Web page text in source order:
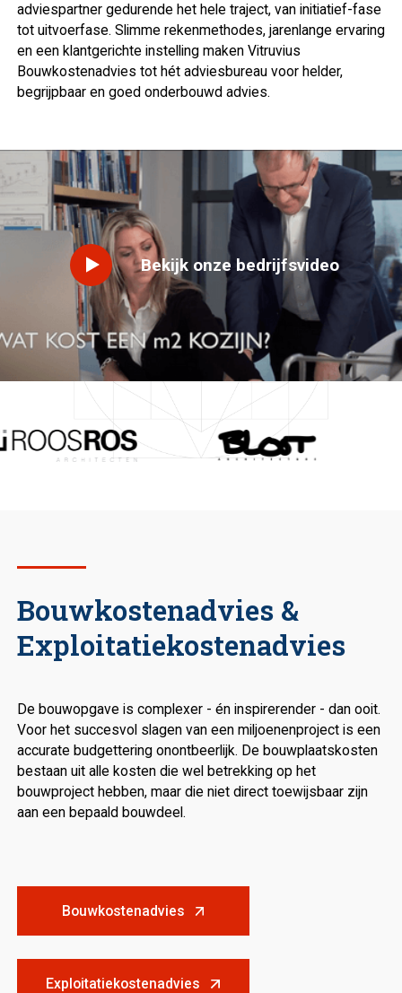
adviespartner gedurende het hele traject, van initiatief-fase
tot uitvoerfase. Slimme rekenmethodes, jarenlange ervaring
en een klantgerichte instelling maken Vitruvius
Bouwkostenadvies tot hét adviesbureau voor helder,
begrijpbaar en goed onderbouwd advies.
Bekijk onze bedrijfsvideo
Bouwkostenadvies &
Exploitatiekostenadvies
De bouwopgave is complexer - én inspirerender - dan ooit.
Voor het succesvol slagen van een miljoenenproject is een
accurate budgettering onontbeerlijk. De bouwplaatskosten
bestaan uit alle kosten die wel betrekking op het
bouwproject hebben, maar die niet direct toewijsbaar zijn
aan een bepaald bouwdeel.
Bouwkostenadvies
Exploitatiekostenadvies